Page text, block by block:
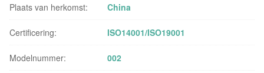
Plaats van herkomst: China
Certificering: ISO14001/ISO19001
Modelnummer: 002